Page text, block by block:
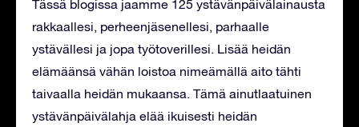
Tässä blogissa jaamme 125 ystävänpäivälainausta
rakkaallesi, perheenjäsenellesi, parhaalle
ystävällesi ja jopa työtoverillesi. Lisää heidän
elämäänsä vähän loistoa nimeämällä aito tähti
taivaalla heidän mukaansa. Tämä ainutlaatuinen
ystävänpäivälahja elää ikuisesti heidän